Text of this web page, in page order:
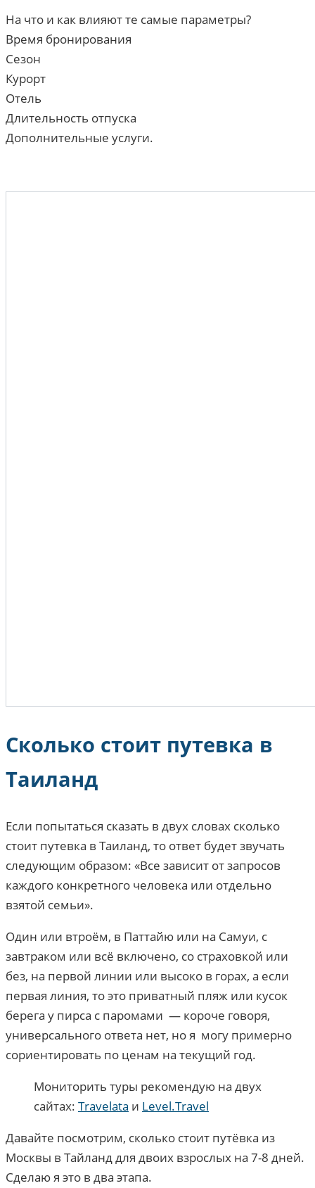
На что и как влияют те самые параметры?
Время бронирования
Сезон
Курорт
Отель
Длительность отпуска
Дополнительные услуги.
Сколько стоит путевка в
Таиланд
Если попытаться сказать в двух словах сколько
стоит путевка в Таиланд, то ответ будет звучать
следующим образом: «Все зависит от запросов
каждого конкретного человека или отдельно
взятой семьи».
Один или втроём, в Паттайю или на Самуи, с
завтраком или всё включено, со страховкой или
без, на первой линии или высоко в горах, а если
первая линия, то это приватный пляж или кусок
берега у пирса с паромами — короче говоря,
универсального ответа нет, но я могу примерно
сориентировать по ценам на текущий год.
Мониторить туры рекомендую на двух
сайтах: Travelata и Level.Travel
Давайте посмотрим, сколько стоит путёвка из
Москвы в Тайланд для двоих взрослых на 7-8 дней.
Сделаю я это в два этапа.